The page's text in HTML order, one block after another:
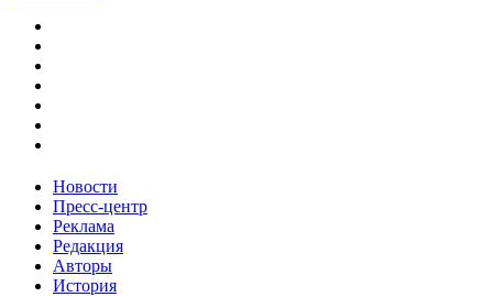
Новости
Пресс-центр
Реклама
Редакция
Авторы
История